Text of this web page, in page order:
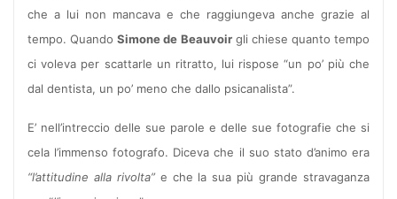
che a lui non mancava e che raggiungeva anche grazie al
tempo. QuandoSimone de Beauvoirgli chiese quanto tempo
ci voleva per scattarle un ritratto, lui rispose “un po’ più che
dal dentista, un po’ meno che dallo psicanalista”.
E’ nell’intreccio delle sue parole e delle sue fotografie che si
cela l’immenso fotografo. Diceva che il suo stato d’animo era
“l’attitudine alla rivolta”e che la sua più grande stravaganza